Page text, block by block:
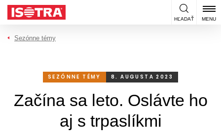
Preskočiť na obsah
HĽADAŤ MENU
Sezónne témy
SEZÓNNE TÉMY 8. AUGUSTA 2023
Začína sa leto. Oslávte ho
aj s trpaslíkmi